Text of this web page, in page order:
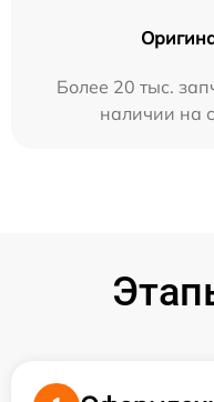
Более 20 тыс.
наличии на